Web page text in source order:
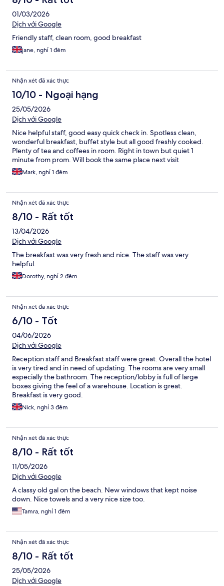
01/03/2026
Dịch với Google
Friendly staff, clean room, good breakfast
jane, nghỉ 1 đêm
Nhận xét đã xác thực
10/10 - Ngoại hạng
25/05/2026
Dịch với Google
Nice helpful staff, good easy quick check in. Spotless clean,
wonderful breakfast, buffet style but all good freshly cooked.
Plenty of tea and coffees in room. Right in town but quiet 1
minute from prom. Will book the same place next visit
Mark, nghỉ 1 đêm
Nhận xét đã xác thực
8/10 - Rất tốt
13/04/2026
Dịch với Google
The breakfast was very fresh and nice. The staff was very
helpful.
Dorothy, nghỉ 2 đêm
Nhận xét đã xác thực
6/10 - Tốt
04/06/2026
Dịch với Google
Reception staff and Breakfast staff were great. Overall the hotel
is very tired and in need of updating. The rooms are very small
especially the bathroom. The reception/lobby is full of large
boxes giving the feel of a warehouse. Location is great.
Breakfast is very good.
Nick, nghỉ 3 đêm
Nhận xét đã xác thực
8/10 - Rất tốt
11/05/2026
Dịch với Google
A classy old gal on the beach. New windows that kept noise
down. Nice towels and a very nice size too.
Tamra, nghỉ 1 đêm
Nhận xét đã xác thực
8/10 - Rất tốt
25/05/2026
Dịch với Google